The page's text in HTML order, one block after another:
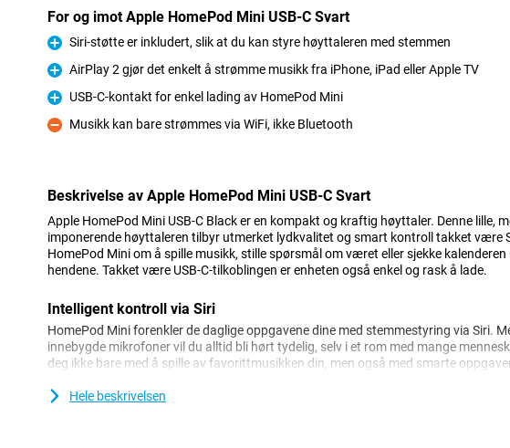
For og imot Apple HomePod Mini USB-C Svart
Fordel
Siri-støtte er inkludert, slik at du kan styre høyttaleren med stemmen
Fordel
AirPlay 2 gjør det enkelt å strømme musikk fra iPhone, iPad eller Apple TV
Fordel
USB-C-kontakt for enkel lading av HomePod Mini
Ulempe
Musikk kan bare strømmes via WiFi, ikke Bluetooth
Beskrivelse av Apple HomePod Mini USB-C Svart
Apple HomePod Mini USB-C Black er en kompakt og kraftig høyttaler. Denne lille,
imponerende høyttaleren tilbyr utmerket lydkvalitet og smart kontroll takket være
HomePod Mini om å spille musikk, stille spørsmål om været eller sjekke
hendene. Takket være USB-C-tilkoblingen er enheten også enkel og rask å lade.
Intelligent kontroll via Siri
HomePod Mini forenkler de daglige oppgavene dine med stemmestyring via Siri.
innebygde mikrofoner vil du alltid bli hørt tydelig, selv i et rom med mange
deg ikke bare med å spille av favorittmusikken din, men også med smarte
gjør det enkelt å styre smarthjemmet ditt.
Hele beskrivelsen